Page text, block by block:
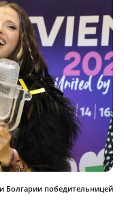
Болгарии победительницей